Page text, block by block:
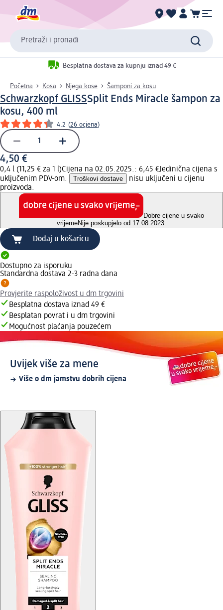
Pretraži i pronađi
Besplatna dostava za kupnju iznad 49 €
Početna Kosa Njega kose Šamponi za kosu
Schwarzkopf GLISSSplit Ends Miracle šampon za
kosu, 400 ml
4.2 (26 ocjena)
4,50 €
0,4 l (11,25 € za 1 l)Cijena na 02.05.2025.: 6,45 €Jedinična cijena s
uključenim PDV-om.
Troškovi dostave
nisu uključeni u cijenu
proizvoda.
Dobre cijene u svako
vrijemeNije poskupjelo od 17.08.2023.
Dodaj u košaricu
Dostupno za isporuku
Standardna dostava 2-3 radna dana
Provjerite raspoloživost u dm trgovini
Besplatna dostava iznad 49 €
Besplatan povrat i u dm trgovini
Mogućnost plaćanja pouzećem
Uvijek više za mene
Više o dm jamstvu dobrih cijena